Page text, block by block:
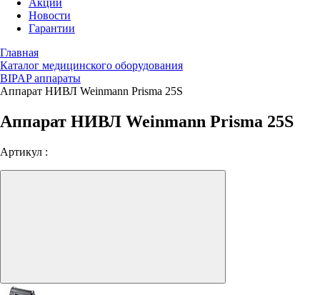
Акции
Новости
Гарантии
Главная
Каталог медицинского оборудования
BIPAP аппараты
Аппарат НИВЛ Weinmann Prisma 25S
Аппарат НИВЛ Weinmann Prisma 25S
Артикул :